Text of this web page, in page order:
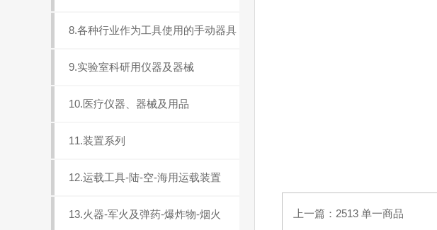
8.各种行业作为工具使用的手动器具
9.实验室科研用仪器及器械
10.医疗仪器、器械及用品
11.装置系列
12.运载工具-陆-空-海用运载装置
13.火器-军火及弹药-爆炸物-烟火 上一篇： 2513 单一商品